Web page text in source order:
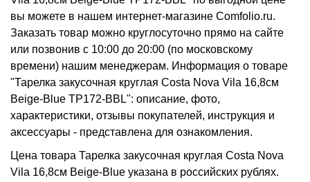
вы можете в нашем интернет-магазине Comfolio.ru.
Заказать товар можно круглосуточно прямо на сайте
или позвонив с 10:00 до 20:00 (по московскому
времени) нашим менеджерам. Информация о товаре
"Тарелка закусочная круглая Costa Nova Vila 16,8см
Beige-Blue TP172-BBL": описание, фото,
характеристики, отзывы покупателей, инструкция и
аксессуары - представлена для ознакомления.
Цена товара Тарелка закусочная круглая Costa Nova
Vila 16,8см Beige-Blue указана в российских рублях.